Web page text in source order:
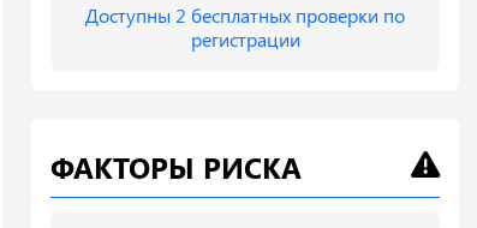
Доступны 2 бесплатных проверки по
регистрации
ФАКТОРЫ РИСКА